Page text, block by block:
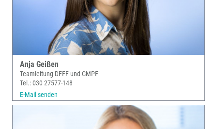
Anja Geißen
Teamleitung DFFF und GMPF
Tel.: 030 27577-148
E-Mail senden